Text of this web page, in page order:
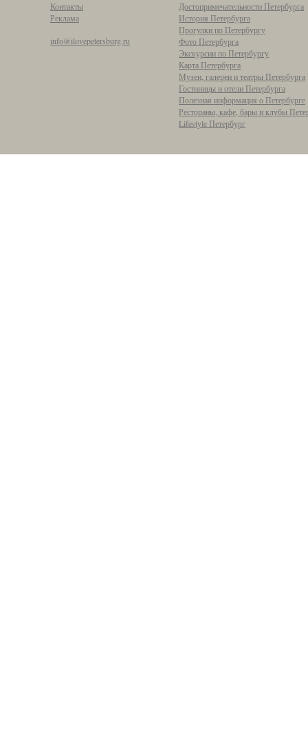
Контакты
Реклама
info@ilovepetersburg.ru
Достопримечательности Петербурга
История Петербурга
Прогулки по Петербургу
Фото Петербурга
Экскурсии по Петербургу
Карта Петербурга
Музеи, галереи и театры Петербурга
Гостиницы и отели Петербурга
Полезная информация о Петербурге
Рестораны, кафе, бары и клубы
Lifestyle Петербург